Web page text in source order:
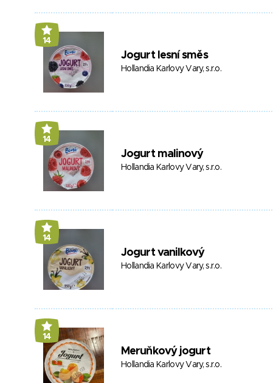
14
Jogurt lesní směs
Hollandia Karlovy Vary, s.r.o.
14
Jogurt malinový
Hollandia Karlovy Vary, s.r.o.
14
Jogurt vanilkový
Hollandia Karlovy Vary, s.r.o.
14
Meruňkový jogurt
Hollandia Karlovy Vary, s.r.o.